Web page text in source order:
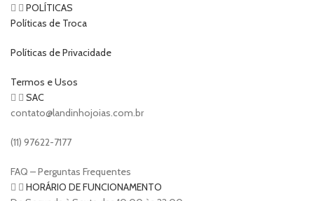
POLÍTICAS
Políticas de Troca
Políticas de Privacidade
Termos e Usos
SAC
contato@landinhojoias.com.br
(11) 97622-7177
FAQ – Perguntas Frequentes
HORÁRIO DE FUNCIONAMENTO